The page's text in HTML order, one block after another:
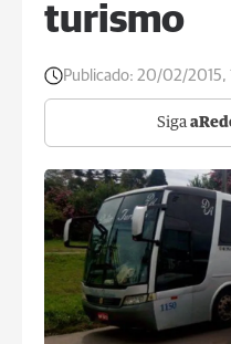
turismo
Publicado: 20/02/2015,
Siga